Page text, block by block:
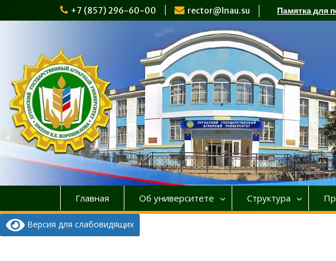
к
+7 (857) 296-60-00 rector@lnau.su Памятка для
Главная Об университете Структура
Версия для слабовидящих